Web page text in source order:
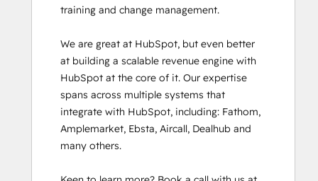
training and change management.
We are great at HubSpot, but even better
at building a scalable revenue engine with
HubSpot at the core of it. Our expertise
spans across multiple systems that
integrate with HubSpot, including: Fathom,
Amplemarket, Ebsta, Aircall, Dealhub and
many others.